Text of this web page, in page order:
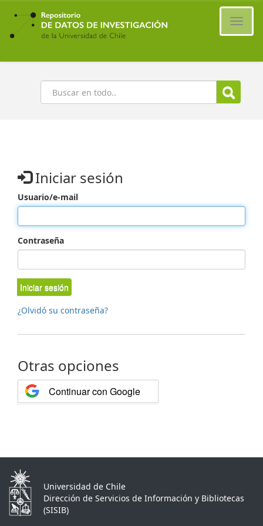
Ir
contenido
principal
Buscar
Iniciar sesión
Usuario/e-mail
Contraseña
Iniciar sesión
¿Olvidó su contraseña?
Otras opciones
Continuar con Google
Universidad de Chile
Dirección de Servicios de Información y Bibliotecas
(SISIB)